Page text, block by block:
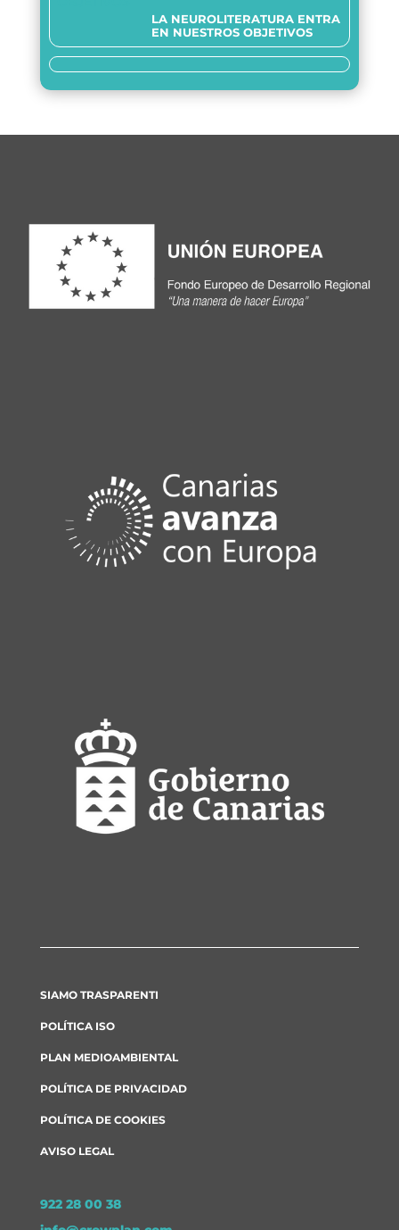
LA NEUROLITERATURA ENTRA
EN NUESTROS OBJETIVOS
Siamo trasparenti
SIAMO TRASPARENTI
POLÍTICA ISO
PLAN MEDIOAMBIENTAL
POLÍTICA DE PRIVACIDAD
POLÍTICA DE COOKIES
AVISO LEGAL
922 28 00 38